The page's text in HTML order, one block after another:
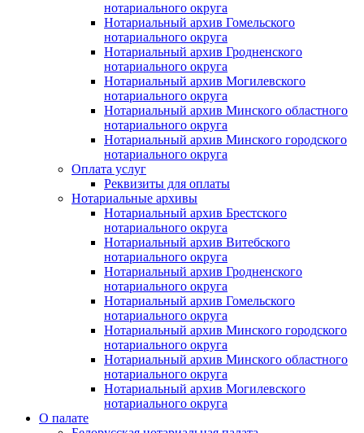
нотариального округа
Нотариальный архив Гомельского
нотариального округа
Нотариальный архив Гродненского
нотариального округа
Нотариальный архив Могилевского
нотариального округа
Нотариальный архив Минского областного
нотариального округа
Нотариальный архив Минского городского
нотариального округа
Оплата услуг
Реквизиты для оплаты
Нотариальные архивы
Нотариальный архив Брестского
нотариального округа
Нотариальный архив Витебского
нотариального округа
Нотариальный архив Гродненского
нотариального округа
Нотариальный архив Гомельского
нотариального округа
Нотариальный архив Минского городского
нотариального округа
Нотариальный архив Минского областного
нотариального округа
Нотариальный архив Могилевского
нотариального округа
О палате